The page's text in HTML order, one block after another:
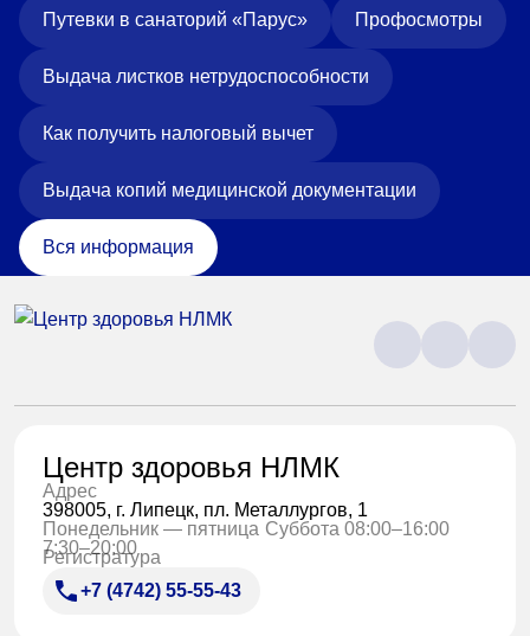
Версия для слабовидящих
Путевки в санаторий «Парус» Профосмотры
Выдача листков нетрудоспособности
Как получить налоговый вычет
Выдача копий медицинской документации
Вся информация
Центр здоровья НЛМК
Адрес
398005, г. Липецк, пл. Металлургов, 1
Понедельник — пятница
7:30–20:00
Суббота 08:00–16:00
Регистратура
+7 (4742) 55-55-43